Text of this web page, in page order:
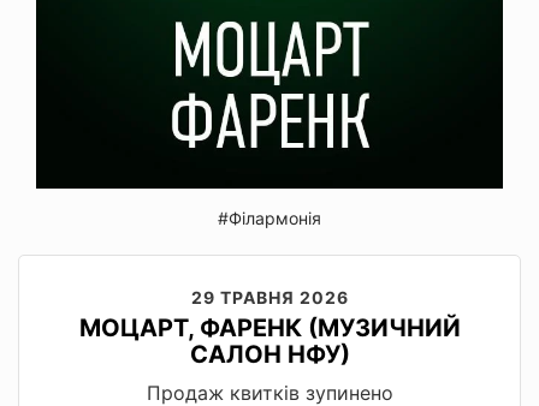
#Філармонія
29 ТРАВНЯ 2026
МОЦАРТ, ФАРЕНК (МУЗИЧНИЙ
САЛОН НФУ)
Продаж квитків зупинено